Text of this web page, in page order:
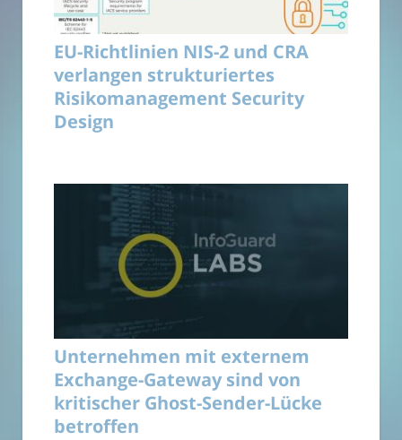
EU-Richtlinien NIS-2 und CRA
verlangen strukturiertes
Risikomanagement Security
Design
Unternehmen mit externem
Exchange-Gateway sind von
kritischer Ghost-Sender-Lücke
betroffen